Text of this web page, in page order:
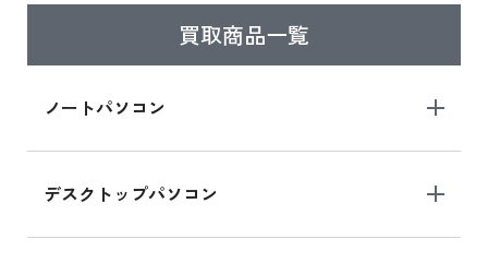
買取商品一覧
ノートパソコン
デスクトップパソコン
ら
iPad mini シリーズ 2024
iPad mini 8.3インチ の新品買取価格